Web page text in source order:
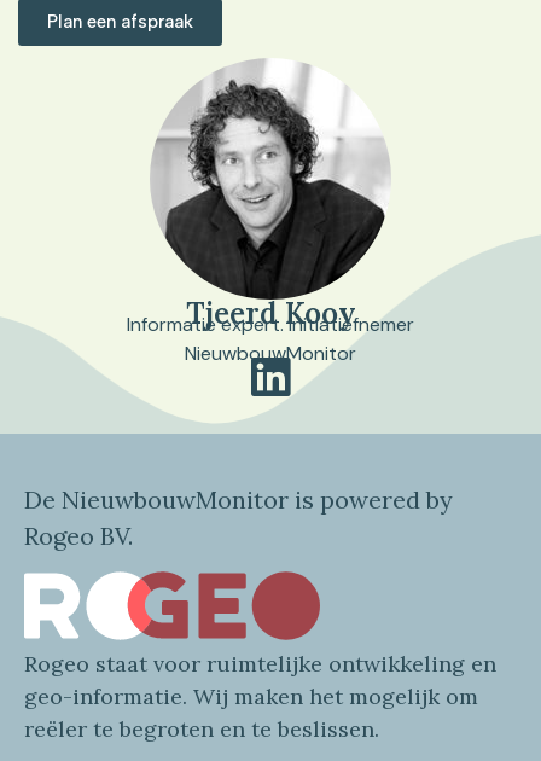
Plan een afspraak
Tjeerd Kooy
Informatie expert. Initiatiefnemer
NieuwbouwMonitor
De NieuwbouwMonitor is powered by
Rogeo BV.
Rogeo staat voor ruimtelijke ontwikkeling en
geo-informatie. Wij maken het mogelijk om
reëler te begroten en te beslissen.